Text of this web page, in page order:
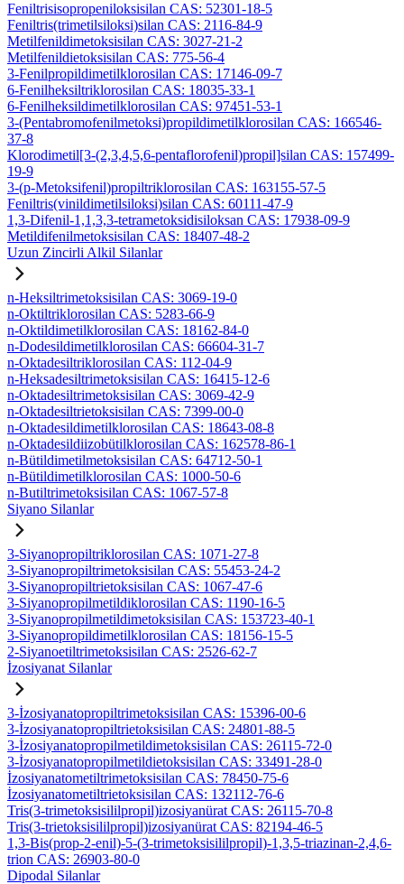
Feniltrisisopropeniloksisilan CAS: 52301-18-5
Feniltris(trimetilsiloksi)silan CAS: 2116-84-9
Metilfenildimetoksisilan CAS: 3027-21-2
Metilfenildietoksisilan CAS: 775-56-4
3-Fenilpropildimetilklorosilan CAS: 17146-09-7
6-Fenilheksiltriklorosilan CAS: 18035-33-1
6-Fenilheksildimetilklorosilan CAS: 97451-53-1
3-(Pentabromofenilmetoksi)propildimetilklorosilan CAS: 166546-
37-8
Klorodimetil[3-(2,3,4,5,6-pentaflorofenil)propil]silan CAS: 157499-
19-9
3-(p-Metoksifenil)propiltriklorosilan CAS: 163155-57-5
Feniltris(vinildimetilsiloksi)silan CAS: 60111-47-9
1,3-Difenil-1,1,3,3-tetrametoksidisiloksan CAS: 17938-09-9
Metildifenilmetoksisilan CAS: 18407-48-2
Uzun Zincirli Alkil Silanlar
n-Heksiltrimetoksisilan CAS: 3069-19-0
n-Oktiltriklorosilan CAS: 5283-66-9
n-Oktildimetilklorosilan CAS: 18162-84-0
n-Dodesildimetilklorosilan CAS: 66604-31-7
n-Oktadesiltriklorosilan CAS: 112-04-9
n-Heksadesiltrimetoksisilan CAS: 16415-12-6
n-Oktadesiltrimetoksisilan CAS: 3069-42-9
n-Oktadesiltrietoksisilan CAS: 7399-00-0
n-Oktadesildimetilklorosilan CAS: 18643-08-8
n-Oktadesildiizobütilklorosilan CAS: 162578-86-1
n-Bütildimetilmetoksisilan CAS: 64712-50-1
n-Bütildimetilklorosilan CAS: 1000-50-6
n-Butiltrimetoksisilan CAS: 1067-57-8
Siyano Silanlar
3-Siyanopropiltriklorosilan CAS: 1071-27-8
3-Siyanopropiltrimetoksisilan CAS: 55453-24-2
3-Siyanopropiltrietoksisilan CAS: 1067-47-6
3-Siyanopropilmetildiklorosilan CAS: 1190-16-5
3-Siyanopropilmetildimetoksisilan CAS: 153723-40-1
3-Siyanopropildimetilklorosilan CAS: 18156-15-5
2-Siyanoetiltrimetoksisilan CAS: 2526-62-7
İzosiyanat Silanlar
3-İzosiyanatopropiltrimetoksisilan CAS: 15396-00-6
3-İzosiyanatopropiltrietoksisilan CAS: 24801-88-5
3-İzosiyanatopropilmetildimetoksisilan CAS: 26115-72-0
3-İzosiyanatopropilmetildietoksisilan CAS: 33491-28-0
İzosiyanatometiltrimetoksisilan CAS: 78450-75-6
İzosiyanatometiltrietoksisilan CAS: 132112-76-6
Tris(3-trimetoksisililpropil)izosiyanürat CAS: 26115-70-8
Tris(3-trietoksisililpropil)izosiyanürat CAS: 82194-46-5
1,3-Bis(prop-2-enil)-5-(3-trimetoksisililpropil)-1,3,5-triazinan-2,4,6-
trion CAS: 26903-80-0
Dipodal Silanlar